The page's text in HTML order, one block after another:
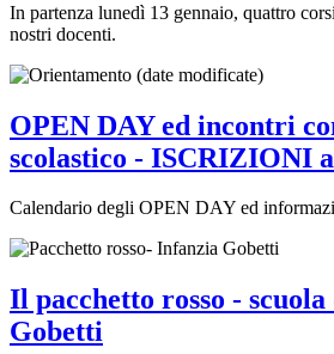
In partenza lunedì 13 gennaio, quattro
nostri docenti.
OPEN DAY ed incontri
scolastico - ISCRIZIONI
Calendario degli OPEN DAY ed
Il pacchetto rosso -
Gobetti